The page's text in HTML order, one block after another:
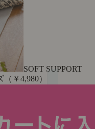
SOFT SUPPORT
￥4,980）